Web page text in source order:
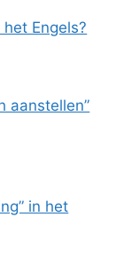
het Engels?
aanstellen”
in het